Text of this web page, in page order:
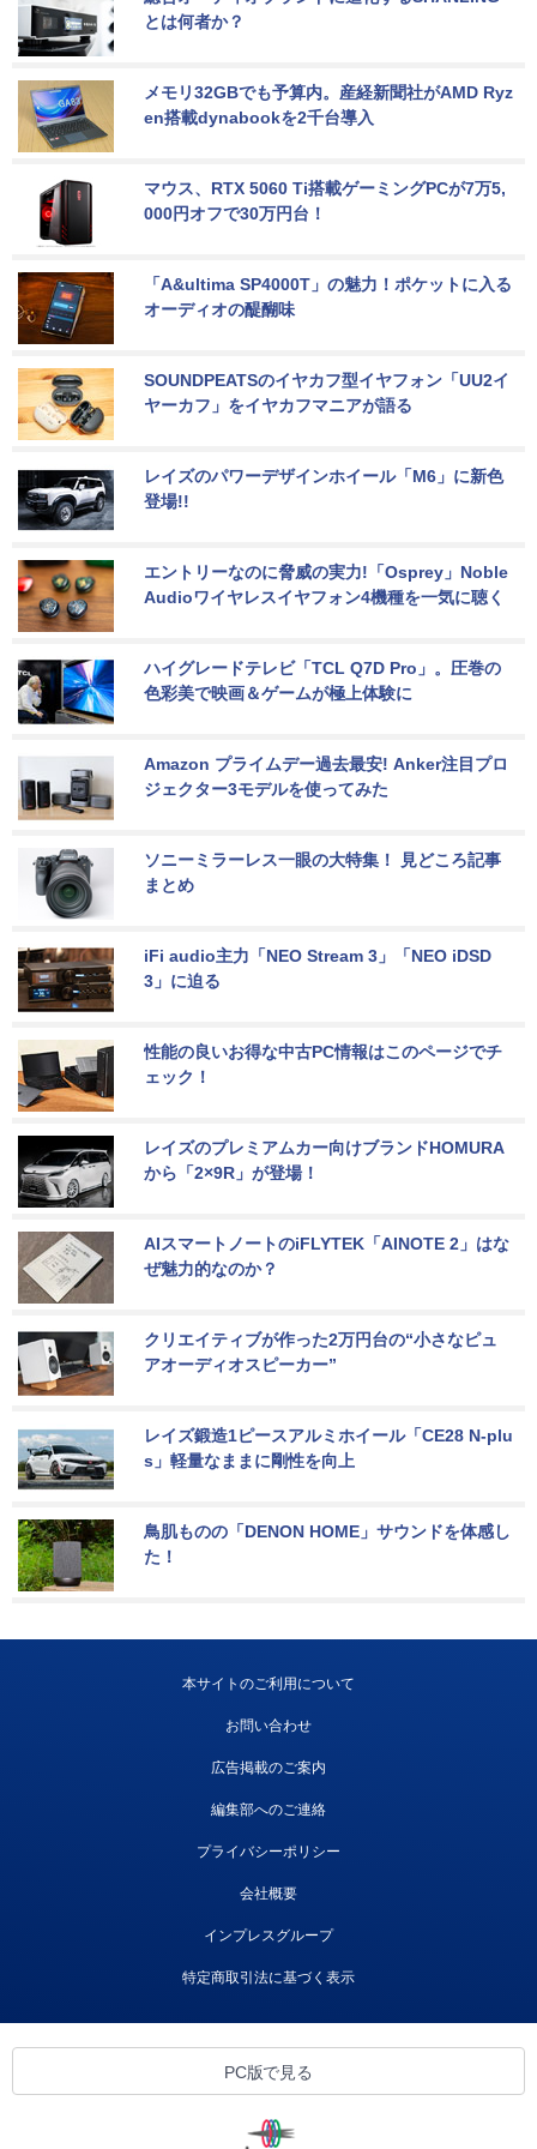
とは何者か？
メモリ32GBでも予算内。産経新聞社がAMD Ryz
en搭載dynabookを2千台導入
マウス、RTX 5060 Ti搭載ゲーミングPCが7万5,
000円オフで30万円台！
「A&ultima SP4000T」の魅力！ポケットに入る
オーディオの醍醐味
SOUNDPEATSのイヤカフ型イヤフォン「UU2イ
ヤーカフ」をイヤカフマニアが語る
レイズのパワーデザインホイール「M6」に新色
登場!!
エントリーなのに脅威の実力!「Osprey」Noble
Audioワイヤレスイヤフォン4機種を一気に聴く
ハイグレードテレビ「TCL Q7D Pro」。圧巻の
色彩美で映画＆ゲームが極上体験に
Amazon プライムデー過去最安! Anker注目プロ
ジェクター3モデルを使ってみた
ソニーミラーレス一眼の大特集！ 見どころ記事
まとめ
iFi audio主力「NEO Stream 3」「NEO iDSD
3」に迫る
性能の良いお得な中古PC情報はこのページでチ
ェック！
レイズのプレミアムカー向けブランドHOMURA
から「2×9R」が登場！
AIスマートノートのiFLYTEK「AINOTE 2」はな
ぜ魅力的なのか？
クリエイティブが作った2万円台の“小さなピュ
アオーディオスピーカー”
レイズ鍛造1ピースアルミホイール「CE28 N-plu
s」軽量なままに剛性を向上
鳥肌ものの「DENON HOME」サウンドを体感し
た！
本サイトのご利用について
お問い合わせ
広告掲載のご案内
編集部へのご連絡
プライバシーポリシー
会社概要
インプレスグループ
特定商取引法に基づく表示
PC版で見る